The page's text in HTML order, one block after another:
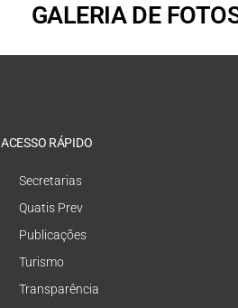
GALERIA DE
ACESSO RÁPIDO
Secretarias
Quatis Prev
Publicações
Turismo
Transparência